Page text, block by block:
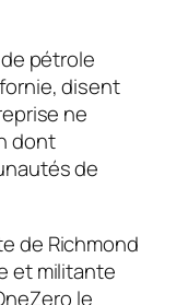
pétrole
disent
ne
dont
de
de Richmond
et militante
le